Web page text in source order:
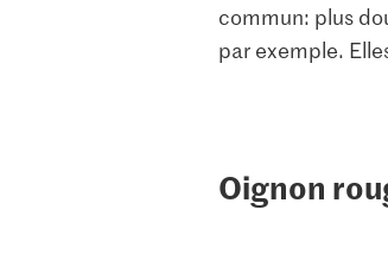
commun: plus
par exemple.
Oignon